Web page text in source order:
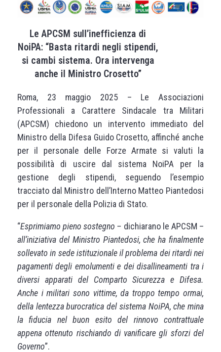
Le APCSM sull’inefficienza di
NoiPA: “Basta ritardi negli stipendi,
si cambi sistema. Ora intervenga
anche il Ministro Crosetto”
Roma, 23 maggio 2025 – Le Associazioni
Professionali a Carattere Sindacale tra Militari
(APCSM) chiedono un intervento immediato del
Ministro della Difesa Guido Crosetto, affinché anche
per il personale delle Forze Armate si valuti la
possibilità di uscire dal sistema NoiPA per la
gestione degli stipendi, seguendo l’esempio
tracciato dal Ministro dell’Interno Matteo Piantedosi
per il personale della Polizia di Stato.
“Esprimiamo pieno sostegno – dichiarano le APCSM –
all’iniziativa del Ministro Piantedosi, che ha finalmente
sollevato in sede istituzionale il problema dei ritardi nei
pagamenti degli emolumenti e dei disallineamenti tra i
diversi apparati del Comparto Sicurezza e Difesa.
Anche i militari sono vittime, da troppo tempo ormai,
della lentezza burocratica del sistema NoiPA, che mina
la fiducia nel buon esito del rinnovo contrattuale
appena ottenuto rischiando di vanificare gli sforzi del
Governo”.